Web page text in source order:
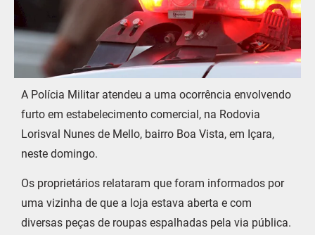
A Polícia Militar atendeu a uma ocorrência envolvendo
furto em estabelecimento comercial, na Rodovia
Lorisval Nunes de Mello, bairro Boa Vista, em Içara,
neste domingo.
Os proprietários relataram que foram informados por
uma vizinha de que a loja estava aberta e com
diversas peças de roupas espalhadas pela via pública.